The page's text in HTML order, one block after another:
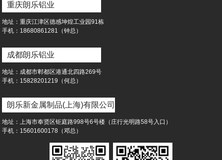
重庆朗乐铝业
地址：重庆江津区德感坤煌工业园91栋
⼿机：18680861281（钟总）
成都朗乐铝业
地址：成都市郫都区港通北四路269号
⼿机：15828201219（何总）
朗乐新金属制品(上海)有限公司
地址：上海市奉贤区钜庭路998号6号楼（庄行光明路58号入口）
⼿机：15601600178（邓总）